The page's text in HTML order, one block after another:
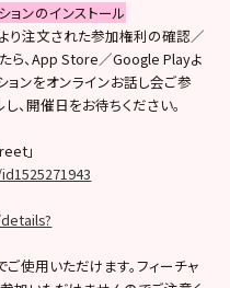
ョンのインストール
り注文された参加権利の確認／
ら、App Store／Google Playよ
ョンをオンラインお話し会ご参
、開催日をお待ちください。
」
使用いただけます。フィーチャ